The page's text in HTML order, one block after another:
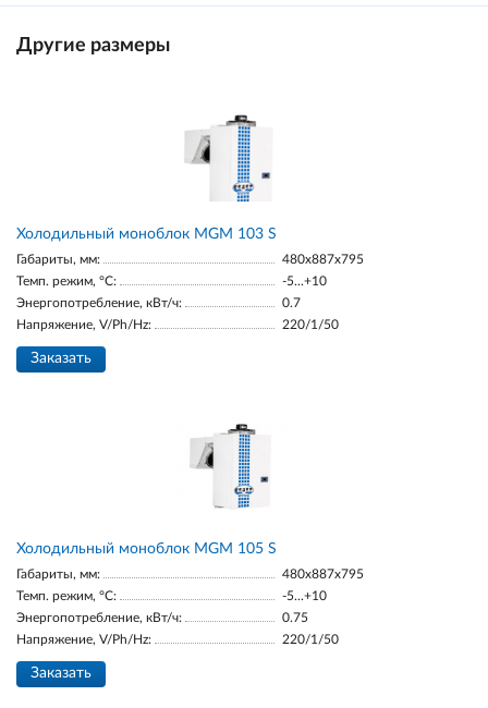
Другие размеры
Холодильный моноблок MGM 103 S
Габариты, мм:
480x887x795
Темп. режим, °С:
-5...+10
Энергопотребление, кВт/ч:
0.7
Напряжение, V/Ph/Hz:
220/1/50
Заказать
Холодильный моноблок MGM 105 S
Габариты, мм:
480x887x795
Темп. режим, °С:
-5...+10
Энергопотребление, кВт/ч:
0.75
Напряжение, V/Ph/Hz:
220/1/50
Заказать